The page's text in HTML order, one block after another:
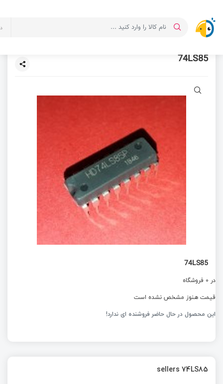
74LS85
74LS85
در 0 فروشگاه
قیمت هنوز مشخص نشده است
این محصول در حال حاضر فروشنده ای ندارد!
sellers 74LS85